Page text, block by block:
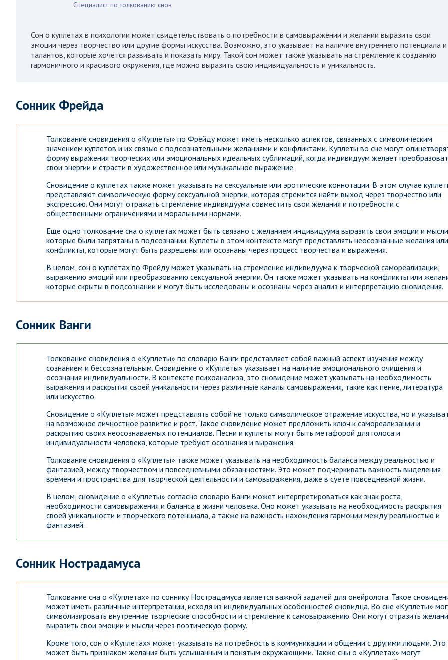
Специалист по толкованию снов
Сон о куплетах в психологии может свидетельствовать о потребности в самовыражении и желании выразить свои
эмоции через творчество или другие формы искусства. Возможно, это указывает на наличие внутреннего потенциала и
талантов, которые хочется развивать и показать миру. Такой сон может также указывать на стремление к созданию
гармоничного и красивого окружения, где можно выразить свою индивидуальность и уникальность.
Сонник Фрейда
Толкование сновидения о «Куплеты» по Фрейду может иметь несколько аспектов, связанных с символическим
значением куплетов и их связью с подсознательными желаниями и конфликтами. Куплеты во сне могут
форму выражения творческих или эмоциональных идеальных сублимаций, когда индивидуум желает
свои энергии и страсти в художественное или музыкальное выражение.
Сновидение о куплетах также может указывать на сексуальные или эротические коннотации. В этом случае
представляют символическую форму сексуальной энергии, которая стремится найти выход через творчество или
экспрессию. Они могут отражать стремление индивидуума совместить свои желания и потребности с
общественными ограничениями и моральными нормами.
Еще одно толкование сна о куплетах может быть связано с желанием индивидуума выразить свои эмоции и
которые были запрятаны в подсознании. Куплеты в этом контексте могут представлять неосознанные желания или
конфликты, которые могут быть разрешены или осознаны через процесс творчества и выражения.
В целом, сон о куплетах по Фрейду может указывать на стремление индивидуума к творческой самореализации,
выражению эмоций или преобразованию сексуальной энергии. Он также может указывать на конфликты или
которые скрыты в подсознании и могут быть исследованы и осознаны через анализ и интерпретацию сновидения.
Сонник Ванги
Толкование сновидения о «Куплеты» по словарю Ванги представляет собой важный аспект изучения между
сознанием и бессознательным. Сновидение о «Куплеты» указывает на наличие эмоционального очищения и
осознания индивидуальности. В контексте психоанализа, это сновидение может указывать на необходимость
выражения и раскрытия своей уникальности через различные каналы самовыражения, такие как пение, литература
или искусство.
Сновидение о «Куплеты» может представлять собой не только символическое отражение искусства, но и
на возможное личностное развитие и рост. Такое сновидение может предложить ключ к самореализации и
раскрытию своих неосознаваемых потенциалов. Песни и куплеты могут быть метафорой для голоса и
индивидуальности человека, которые требуют осознания и выражения.
Толкование сновидения о «Куплеты» также может указывать на необходимость баланса между реальностью и
фантазией, между творчеством и повседневными обязанностями. Это может подчеркивать важность выделения
времени и пространства для творческой деятельности и самовыражения, даже в суете повседневной жизни.
В целом, сновидение о «Куплеты» согласно словарю Ванги может интерпретироваться как знак роста,
необходимости самовыражения и баланса в жизни человека. Оно может указывать на необходимость раскрытия
своей уникальности и творческого потенциала, а также на важность нахождения гармонии между реальностью и
фантазией.
Сонник Нострадамуса
Толкование сна о «Куплетах» по соннику Нострадамуса является важной задачей для онейролога. Такое
может иметь различные интерпретации, исходя из индивидуальных особенностей сновидца. Во сне «Куплеты»
символизировать внутренние творческие способности и стремление к самовыражению. Они могут отразить
выразить свои эмоции и мысли через поэтическую форму.
Кроме того, сон о «Куплетах» может указывать на потребность в коммуникации и общении с другими людьми. Это
может быть признаком желания быть услышанным и понятым окружающими. Также сны о «Куплетах» могут